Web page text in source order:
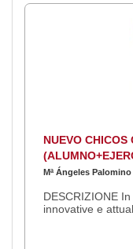
NUEVO CHICOS
Mª Ángeles Palomino
DESCRIZIONE
innovative e